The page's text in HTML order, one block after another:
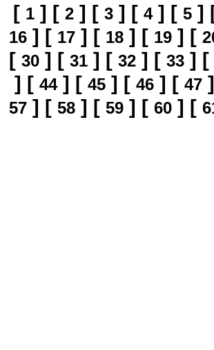
[ 1 ] [ 2 ] [ 3 ] [ 4] [ 5 ]
16 ] [ 17 ] [ 18 ] [ 19 ] [
[ 30 ] [ 31 ] [ 32 ] [ 33 ] [
] [ 44] [ 45 ] [ 46 ] [ 47 ]
57 ] [ 58 ] [ 59 ] [ 60 ] [